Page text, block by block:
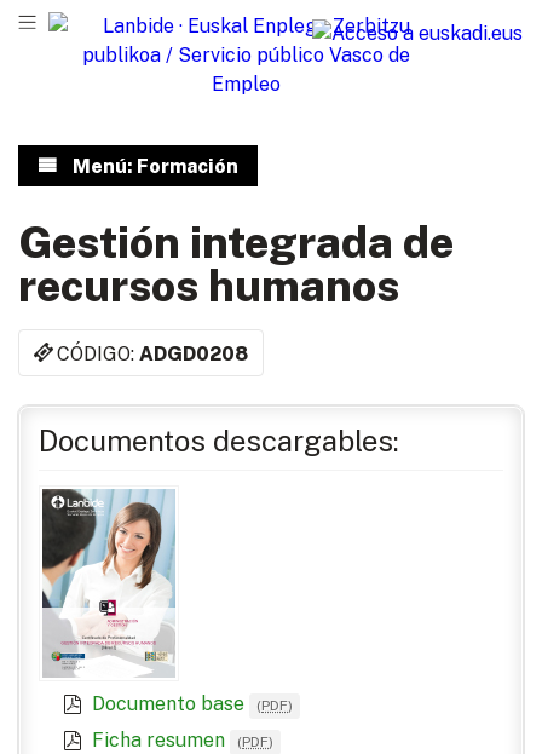
Menú: Formación
Gestión integrada de
recursos humanos
CÓDIGO:ADGD0208
Documentos descargables:
Documento base (PDF)
Ficha resumen (PDF)